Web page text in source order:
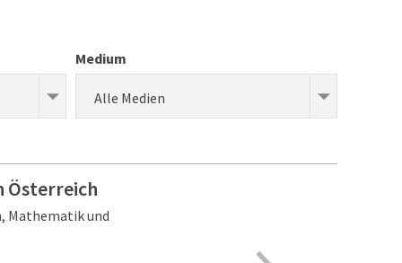
Medium
Alle Medien
Österreich
Mathematik und